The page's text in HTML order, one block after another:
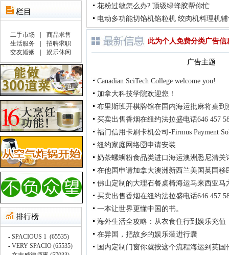
花粉过敏怎么办? 顶级绿蜂胶帮你忙
电动多功能切馅机馅粒机 绞肉机料理机
此为个人免费分类广告信
广告主题
Canadian SciTech College welcome you!
加拿大科技学院欢迎您！
布里斯班开棋牌馆在国内海运批麻将桌到
买卖出售香烟在纽约法拉盛电话646 457
福门信用卡刷卡机公司-Firmus Payment
纽约家庭网络🛜申请安装
奶茶螺蛳粉食品类进口海运澳洲悉尼清关
在他国申请加拿大澳洲新西兰美国英国移
佛山定制的大理石餐桌椅海运马来西亚马
买卖出售香烟在纽约法拉盛电话646 457
一本让世界更懂中国的书。
海外生活全攻略：从衣食住行到娱乐充值
在异国，把故乡的娱乐装进行囊
国内定制门窗你就按这个流程海运到英国